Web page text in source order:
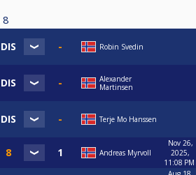
8
Robin Svedin
Alexander
Martinsen
Terje Mo Hanssen
Andreas Myrvoll
Nov 26,
2025,
11:08 PM